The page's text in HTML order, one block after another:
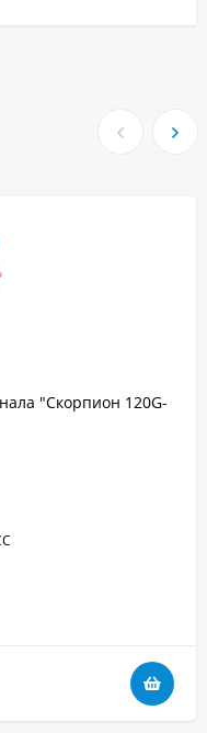
"Скорпион 120G-